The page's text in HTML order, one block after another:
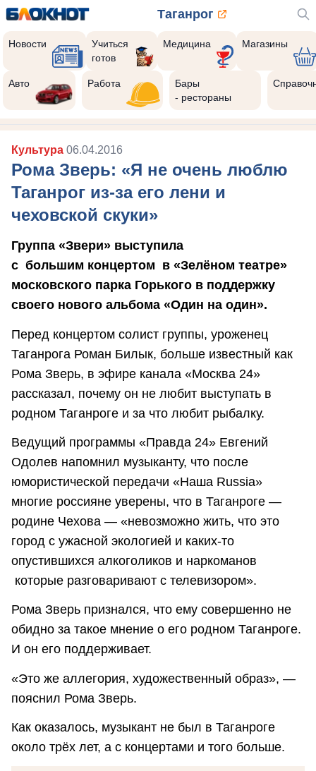
Таганрог
Новости
Учиться
готов
Медицина Магазины
Авто Работа
Бары
- рестораны
Культура 06.04.2016
Рома Зверь: «Я не очень люблю
Таганрог из-за его лени и
чеховской скуки»
Группа «Звери» выступила
с большим концертом в «Зелёном театре»
московского парка Горького в поддержку
своего нового альбома «Один на один».
Перед концертом солист группы, уроженец
Таганрога Роман Билык, больше известный как
Рома Зверь, в эфире канала «Москва 24»
рассказал, почему он не любит выступать в
родном Таганроге и за что любит рыбалку.
Ведущий программы «Правда 24» Евгений
Одолев напомнил музыканту, что после
юмористической передачи «Наша Russia»
многие россияне уверены, что в Таганроге —
родине Чехова — «невозможно жить, что это
город с ужасной экологией и каких-то
опустившихся алкоголиков и наркоманов
которые разговаривают с телевизором».
Рома Зверь признался, что ему совершенно не
обидно за такое мнение о его родном Таганроге.
И он его поддерживает.
«Это же аллегория, художественный образ», —
пояснил Рома Зверь.
Как оказалось, музыкант не был в Таганроге
около трёх лет, а с концертами и того больше.